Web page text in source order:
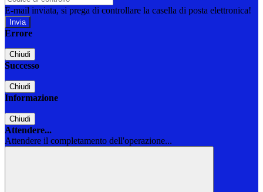
E-mail inviata, si prega di controllare la casella di posta elettronica!
Errore
Chiudi
Successo
Chiudi
Informazione
Chiudi
Attendere...
Attendere il completamento dell'operazione...